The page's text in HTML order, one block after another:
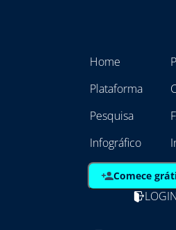
Home
Plataforma
Pesquisa
Infográfico
Comece
LOGIN